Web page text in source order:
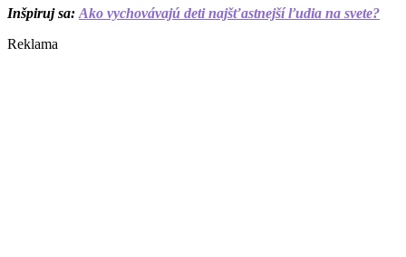
Inšpiruj sa: Ako vychovávajú deti najšťastnejší ľudia na svete?
Reklama